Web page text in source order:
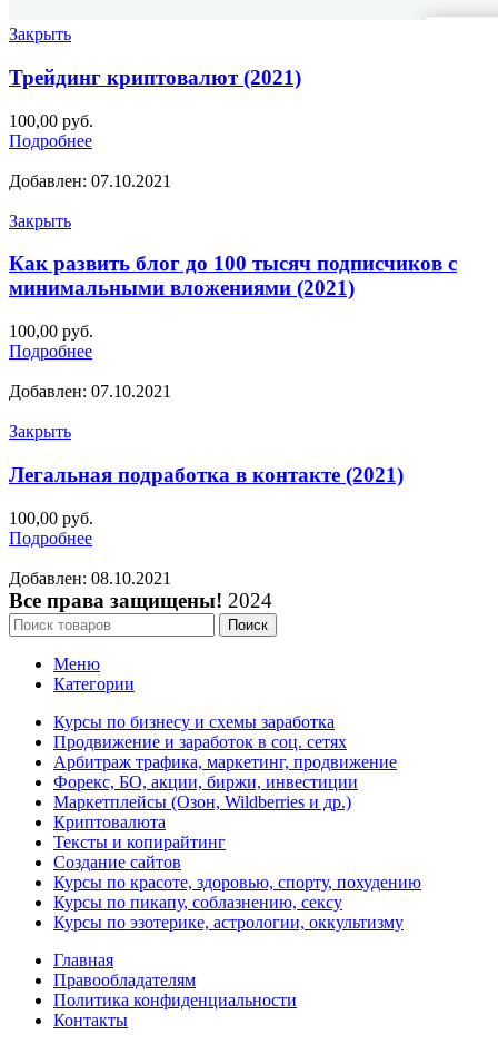
Закрыть
Трейдинг криптовалют (2021)
100,00 руб.
Подробнее
Добавлен: 07.10.2021
Закрыть
Как развить блог до 100 тысяч подписчиков с
минимальными вложениями (2021)
100,00 руб.
Подробнее
Добавлен: 07.10.2021
Закрыть
Легальная подработка в контакте (2021)
100,00 руб.
Подробнее
Добавлен: 08.10.2021
Все права защищены! 2024
Поиск
Меню
Категории
Курсы по бизнесу и схемы заработка
Продвижение и заработок в соц. сетях
Арбитраж трафика, маркетинг, продвижение
Форекс, БО, акции, биржи, инвестиции
Маркетплейсы (Озон, Wildberries и др.)
Криптовалюта
Тексты и копирайтинг
Создание сайтов
Курсы по красоте, здоровью, спорту, похудению
Курсы по пикапу, соблазнению, сексу
Курсы по эзотерике, астрологии, оккультизму
Главная
Правообладателям
Политика конфиденциальности
Контакты